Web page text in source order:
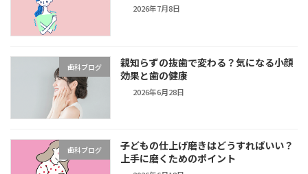
2026年7月8日
歯科ブログ
親知らずの抜歯で変わる？気になる小顔
効果と歯の健康
2026年6月28日
歯科ブログ
子どもの仕上げ磨きはどうすればいい？
上手に磨くためのポイント